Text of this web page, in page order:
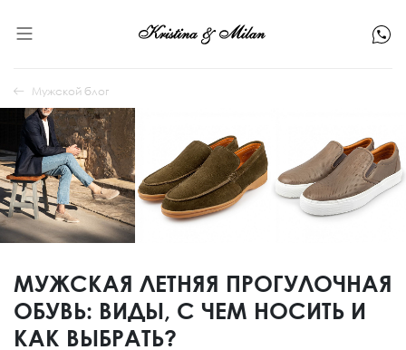
Мужской блог
МУЖСКАЯ ЛЕТНЯЯ ПРОГУЛОЧНАЯ
ОБУВЬ: ВИДЫ, С ЧЕМ НОСИТЬ И
КАК ВЫБРАТЬ?